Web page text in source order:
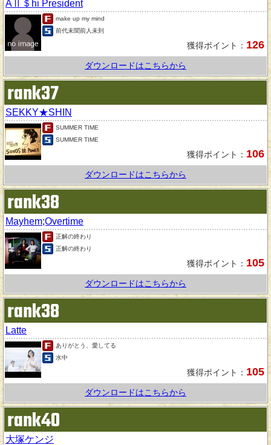
AⅡ＄hi President
make up my mind
前代未聞前人未到
獲得ポイント： 126
ダウンロードはこちらから
rank37
SEKKY★SHIN
SUMMER TIME
SUMMER TIME
獲得ポイント： 106
ダウンロードはこちらから
rank38
Mayhem;Overtime
正解の終わり
正解の終わり
獲得ポイント： 105
ダウンロードはこちらから
rank38
Latte
ありがとう、愛してる
水中
獲得ポイント： 105
ダウンロードはこちらから
rank40
大塚ケンジ